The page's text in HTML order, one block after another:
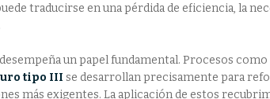
traducirse en una pérdida de eficiencia, la
un papel fundamental. Procesos como
tipo III se desarrollan precisamente para
más exigentes. La aplicación de estos